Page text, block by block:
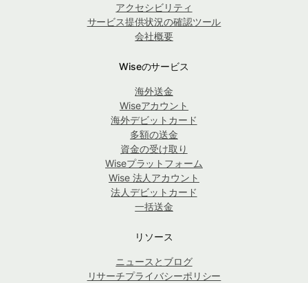
アクセシビリティ
サービス提供状況の確認ツール
会社概要
Wiseのサービス
海外送金
Wiseアカウント
海外デビットカード
多額の送金
資金の受け取り
Wiseプラットフォーム
Wise 法人アカウント
法人デビットカード
一括送金
リソース
ニュースとブログ
リサーチプライバシーポリシー